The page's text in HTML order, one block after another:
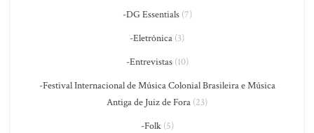
-DG Essentials(7)
-Eletrônica (3)
-Entrevistas(10)
-Festival Internacional de Música Colonial Brasileira e Música
Antiga de Juiz de Fora (23)
-Folk(5)